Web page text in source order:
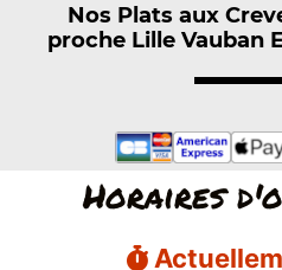
Nos Plats aux
proche Lille Vauban
Horaires